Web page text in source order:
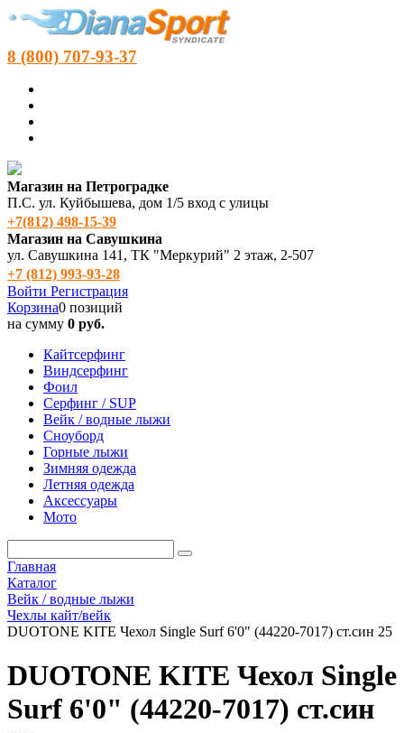
8 (800) 707-93-37
Магазин на Петроградке
П.С. ул. Куйбышева, дом 1/5 вход с улицы
+7(812) 498‑15-39
Магазин на Савушкина
ул. Савушкина 141, ТК "Меркурий" 2 этаж, 2-507
+7 (812) 993-93-28
Войти Регистрация
Корзина0 позиций
на сумму 0 руб.
Кайтсерфинг
Виндсерфинг
Фоил
Серфинг / SUP
Вейк / водные лыжи
Сноуборд
Горные лыжи
Зимняя одежда
Летняя одежда
Аксессуары
Мото
Главная
Каталог
Вейк / водные лыжи
Чехлы кайт/вейк
DUOTONE KITE Чехол Single Surf 6'0" (44220-7017) ст.син 25
DUOTONE KITE Чехол Single
Surf 6'0" (44220-7017) ст.син